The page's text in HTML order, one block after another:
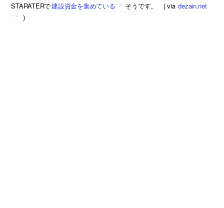
STARATERで建設資金を集めている そうです。 ( via dezain.net
)